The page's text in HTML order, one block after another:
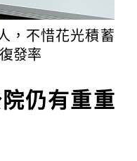
，不惜花光積蓄
發率
仍有重重